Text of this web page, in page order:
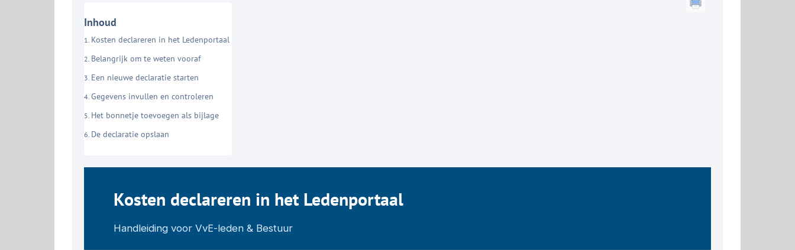
Inhoud
Kosten declareren in het Ledenportaal
Belangrijk om te weten vooraf
Een nieuwe declaratie starten
Gegevens invullen en controleren
Het bonnetje toevoegen als bijlage
De declaratie opslaan
Kosten declareren in het Ledenportaal
Handleiding voor VvE-leden & Bestuur